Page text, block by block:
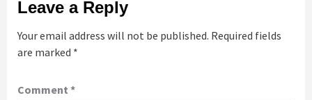
Leave a Reply
Your email address will not be published. Required fields
are marked *
Comment *